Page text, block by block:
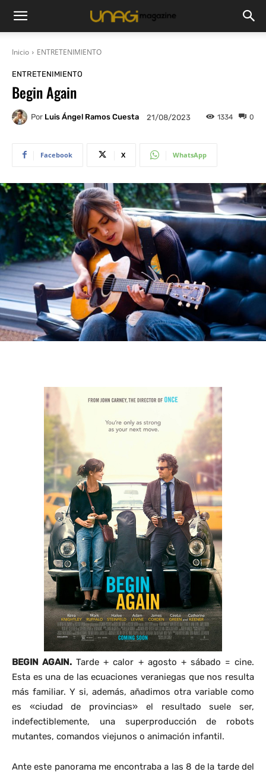
Inicio ENTRETENIMIENTO
ENTRETENIMIENTO
Begin Again
Por Luis Ángel Ramos Cuesta 21/08/2023 0
1334
Facebook X WhatsApp
BEGIN AGAIN. Tarde + calor + agosto + sábado = cine.
Esta es una de las ecuaciones veraniegas que nos resulta
más familiar. Y si, además, añadimos otra variable como
es «ciudad de provincias» el resultado suele ser,
indefectiblemente, una superproducción de robots
mutantes, comandos viejunos o animación infantil.
Ante este panorama me encontraba a las 8 de la tarde del